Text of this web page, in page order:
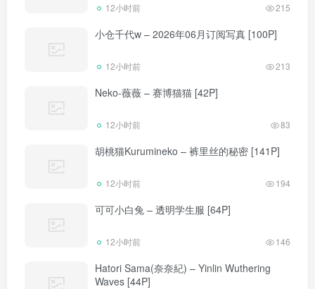
12小时前 215
小仓千代w – 2026年06月订阅写真 [100P]
12小时前 213
Neko-薇薇 – 赛博猫猫 [42P]
12小时前 83
胡桃猫Kurumineko – 裤里丝的秘密 [141P]
12小时前 194
可可小白兔 – 透明学生服 [64P]
12小时前 146
Hatori Sama(奈奈紀) – Yinlin Wuthering
Waves [44P]